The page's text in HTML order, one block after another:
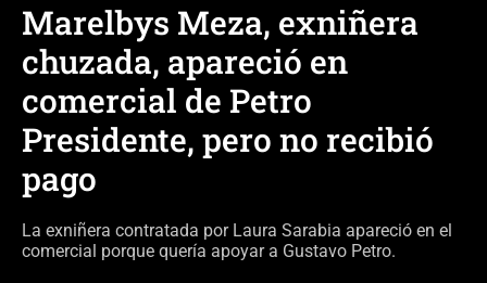
Marelbys Meza, exniñera
chuzada, apareció en
comercial de Petro
Presidente, pero no recibió
pago
La exniñera contratada por Laura Sarabia apareció en el
comercial porque quería apoyar a Gustavo Petro.